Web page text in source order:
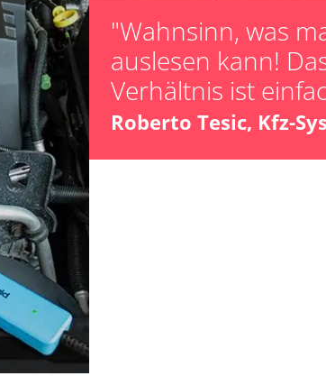
von Modell, Motorisierung, Ausstattung und Konfiguration
"Wahnsinn, was
auslesen kann!
Verhältnis ist
Roberto Tesic, Kfz-